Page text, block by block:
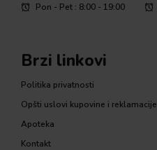
Pon - Pet : 8:00 - 19:00
Brzi linkovi
Politika privatnosti
Opšti uslovi kupovine i reklamacije
Apoteka
Kontakt